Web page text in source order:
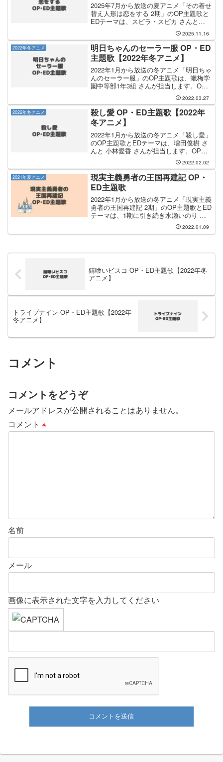
2025年7月から放送の夏アニメ「その着せ
替え人形は恋をする 2期」のOP主題歌と
EDテーマは、スピラ・スピカ さんと
PiKi さんが担当します。スピラ・スピカ
さんが担当するOP主題歌のタイトルは
「アオとキラメキ」です。スピラ・スピ
カ ...
2025.11.16
2022年冬アニメ
明日ちゃんのセーラー服 OP・ED
主題歌【2022年冬アニメ】
2022年1月から放送の冬アニメ「明日ちゃ
んのセーラー服」のOP主題歌は、蠟梅学
園中等部1年3組 さんが担当します。OP
主題歌のタイトルは「はじまりのセツ
ナ」です。気になるところまで読み飛ば
す OP主題歌を見る ED曲を見る 動画配
信サイト...
2022.03.27
2022年冬アニメ
殺し愛 OP・ED主題歌【2022年
冬アニメ】
2022年1月から放送の冬アニメ「殺し愛」
のOP主題歌とEDテーマは、増田俊樹 さ
んと 小林愛香 さんが担当します。OP主
題歌は 増田俊樹 さんが担当し、OP主題
歌のタイトルは「Midnight Dancer」で
す。増田俊樹 さんのCDは、...
2022.02.02
2021年夏アニメ
現実主義勇者の王国再建記 OP・
ED主題歌
2022年1月から放送の冬アニメ「現実主義
勇者の王国再建記 2期」のOP主題歌とED
テーマは、1期に引き続き水瀬いのり さ
んと 愛美 さんのタッグが担当します。
OP主題歌は 水瀬いのり さんが担当し、
2022.01.09
錆喰いビスコ OP・ED主題歌【2022年冬
アニメ】
トライブナイン OP・ED主題歌【2022年
冬アニメ】
コメント
コメントをどうぞ
メールアドレスが公開されることはありません。
コメント ※
名前
メール
画像に表示された文字を入力してください